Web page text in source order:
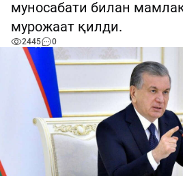
муносабати билан
мурожаат қилди.
2445 0